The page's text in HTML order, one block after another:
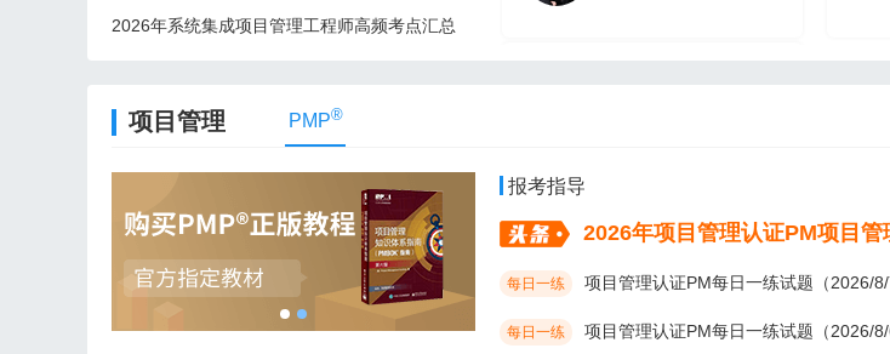
2026年系统集成项目管理工程师高频考点汇总
项目管理 PMP®
报考指导
每日一练 项目管理认证PM每日一练试题（2026/8/
每日一练 项目管理认证PM每日一练试题（2026/8/